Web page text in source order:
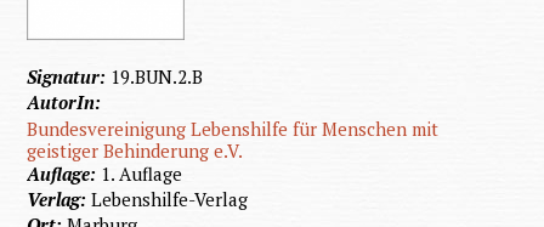
Signatur: 19.BUN.2.B
AutorIn:
Bundesvereinigung Lebenshilfe für Menschen mit
geistiger Behinderung e.V.
Auflage: 1. Auflage
Verlag:Lebenshilfe-Verlag